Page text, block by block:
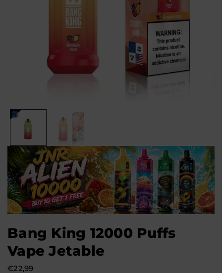
Bang King 12000 Puffs
Vape Jetable
€22,99